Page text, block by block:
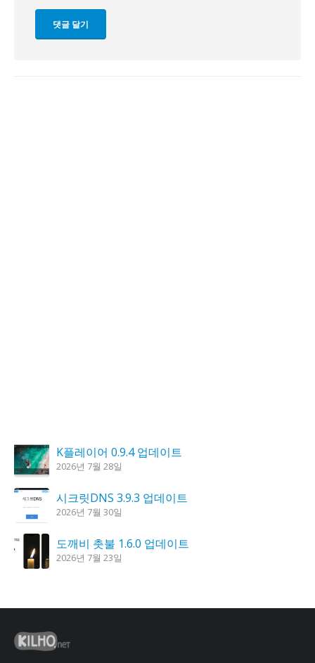
K플레이어 0.9.4 업데이트
2026년 7월 28일
시크릿DNS 3.9.3 업데이트
2026년 7월 30일
도깨비 촛불 1.6.0 업데이트
2026년 7월 23일
홈페이지 리뉴얼 작업 완료
2026년 8월 7일